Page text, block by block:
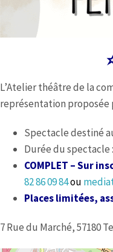
L’Atelier théâtre de la
représentation proposée
Spectacle destiné
Durée du spectacle :
COMPLET – Sur
82 86 09 84ou
Places limitées,
7 Rue du Marché, 57180